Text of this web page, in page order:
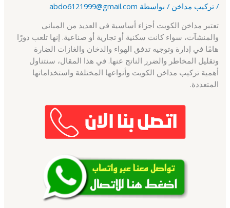
/تركيب مداخن / بواسطة abdo6121999@gmail.com
تعتبر مداخن الكويت أجزاء أساسية في العديد من المباني
والمنشآت، سواء كانت سكنية أو تجارية أو صناعية. إنها تلعب دورًا
هامًا في إدارة وتوجيه تدفق الهواء والدخان والغازات الضارة
وتقليل المخاطر والضرر الناتج عنها. في هذا المقال، سنتناول
أهمية تركيب مداخن الكويت وأنواعها المختلفة واستخداماتها
المتعددة.